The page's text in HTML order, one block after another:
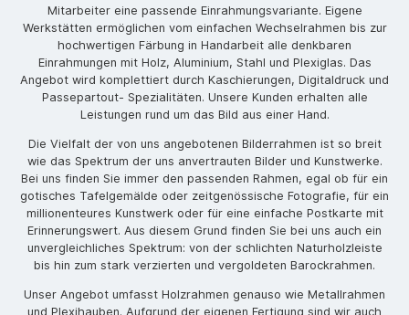
Mitarbeiter eine passende Einrahmungsvariante. Eigene
Werkstätten ermöglichen vom einfachen Wechselrahmen bis zur
hochwertigen Färbung in Handarbeit alle denkbaren
Einrahmungen mit Holz, Aluminium, Stahl und Plexiglas. Das
Angebot wird komplettiert durch Kaschierungen, Digitaldruck und
Passepartout- Spezialitäten. Unsere Kunden erhalten alle
Leistungen rund um das Bild aus einer Hand.
Die Vielfalt der von uns angebotenen Bilderrahmen ist so breit
wie das Spektrum der uns anvertrauten Bilder und Kunstwerke.
Bei uns finden Sie immer den passenden Rahmen, egal ob für ein
gotisches Tafelgemälde oder zeitgenössische Fotografie, für ein
millionenteures Kunstwerk oder für eine einfache Postkarte mit
Erinnerungswert. Aus diesem Grund finden Sie bei uns auch ein
unvergleichliches Spektrum: von der schlichten Naturholzleiste
bis hin zum stark verzierten und vergoldeten Barockrahmen.
Unser Angebot umfasst Holzrahmen genauso wie Metallrahmen
und Plexihauben. Aufgrund der eigenen Fertigung sind wir auch